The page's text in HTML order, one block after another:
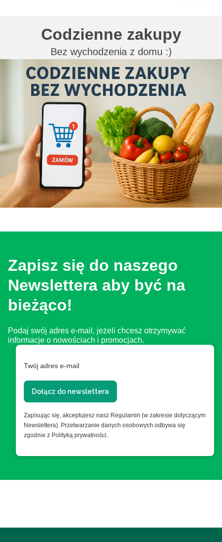
Codzienne zakupy
Bez wychodzenia z domu :)
Zapisz się do naszego
Newslettera aby być na
bieżąco!
Podaj swój adres e-mail, jeżeli chcesz otrzymywać
informacje o nowościach i promocjach.
Twój adres e-mail
Dołącz do newslettera
Zapisując się, akceptujesz nasz Regulamin (w zakresie dotyczącym
Newslettera). Przetwarzanie danych osobowych odbywa się
zgodnie z Polityką prywatności.